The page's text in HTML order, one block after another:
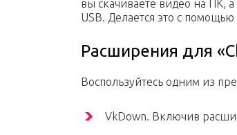
вы скачиваете видео на ПК,
USB. Делается это с
Расширения для
Воспользуйтесь одним из
VkDown. Включив